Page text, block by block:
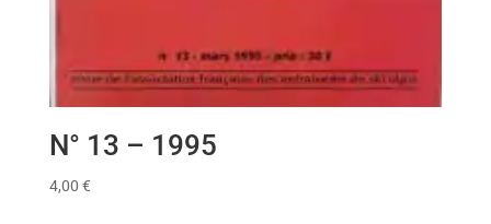
N° 13 – 1995
4,00 €